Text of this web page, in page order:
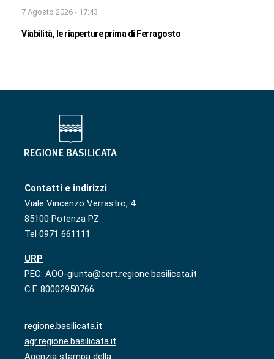
7 Agosto 2026 - 17:43
Viabilità, le riaperture prima di Ferragosto
Contatti e indirizzi
Viale Vincenzo Verrastro, 4
85100 Potenza PZ
Tel 0971 661111
URP
PEC: AOO-giunta@cert.regione.basilicata.it
C.F. 80002950766
regione.basilicata.it
agr.regione.basilicata.it
Agenzia stampa della